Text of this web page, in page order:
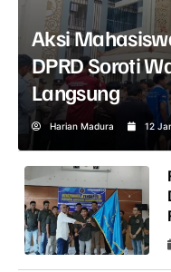
Aksi
DPRD Soroti
Langsung
Harian Madura 12